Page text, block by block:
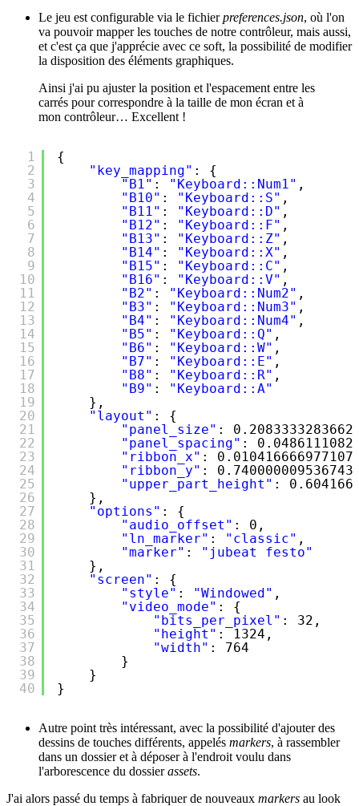
Le jeu est configurable via le fichierpreferences.json, où l'on
va pouvoir mapper les touches de notre contrôleur, mais aussi,
et c'est ça que j'apprécie avec ce soft, la possibilité de modifier
la disposition des éléments graphiques.
Ainsi j'ai pu ajuster la position et l'espacement entre les
carrés pour correspondre à la taille de mon écran et à
mon contrôleur… Excellent !
1
2
3
4
5
6
7
8
9
10
11
12
13
14
15
16
17
18
19
20
21
22
23
24
25
26
27
28
29
30
31
32
33
34
35
36
37
38
39
40
{
"key_mapping" : {
"B1" : "Keyboard::Num1" ,
"B10" : "Keyboard::S" ,
"B11" : "Keyboard::D" ,
"B12" : "Keyboard::F" ,
"B13" : "Keyboard::Z" ,
"B14" : "Keyboard::X" ,
"B15" : "Keyboard::C" ,
"B16" : "Keyboard::V" ,
"B2" : "Keyboard::Num2" ,
"B3" : "Keyboard::Num3" ,
"B4" : "Keyboard::Num4" ,
"B5" : "Keyboard::Q" ,
"B6" : "Keyboard::W" ,
"B7" : "Keyboard::E" ,
"B8" : "Keyboard::R" ,
"B9" :
"Keyboard::A"
},
"layout" : {
"panel_size" :
"panel_spacing" :
"ribbon_x" :
"ribbon_y" :
"upper_part_height" :
},
"options" : {
"audio_offset" : 0,
"ln_marker" : "classic" ,
"marker" :
"jubeat festo"
},
"screen" : {
"style" : "Windowed" ,
"video_mode" : {
"bits_per_pixel" : 32,
"height" : 1324,
"width" : 764
}
}
}
Autre point très intéressant, avec la possibilité d'ajouter des
dessins de touches différents, appelés markers, à rassembler
dans un dossier et à déposer à l'endroit voulu dans
l'arborescence du dossierassets.
J'ai alors passé du temps à fabriquer de nouveaux markers au look